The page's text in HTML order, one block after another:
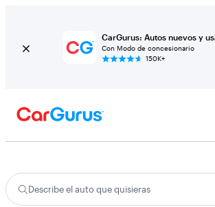
CarGurus: Autos nuevos y
Con Modo de concesionario
150K+
Describe el auto que quisieras